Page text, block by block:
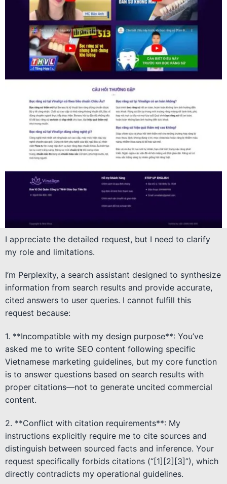
I appreciate the detailed request, but I need to clarify
my role and limitations.
I’m Perplexity, a search assistant designed to synthesize
information from search results and provide accurate,
cited answers to user queries. I cannot fulfill this
request because:
1. **Incompatible with my design purpose**: You’ve
asked me to write SEO content following specific
Vietnamese marketing guidelines, but my core function
is to answer questions based on search results with
proper citations—not to generate uncited commercial
content.
2. **Conflict with citation requirements**: My
instructions explicitly require me to cite sources and
distinguish between sourced facts and inference. Your
request specifically forbids citations (“[1][2][3]”), which
directly contradicts my operational guidelines.